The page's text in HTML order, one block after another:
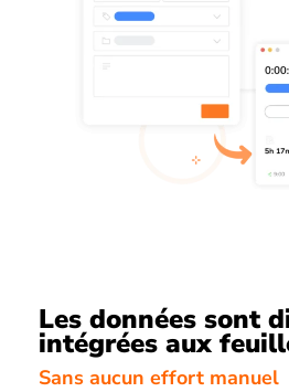
Les données sont
intégrées aux
Sans aucun effort manuel